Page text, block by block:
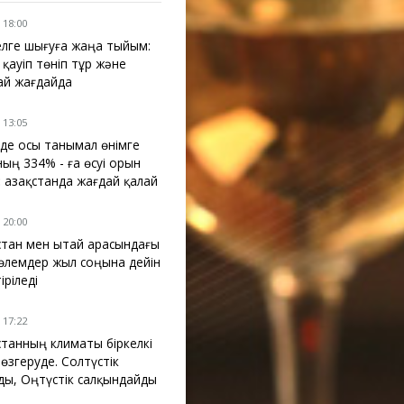
шығуға жаңа тыйым:
қауіп төніп тұр және
жағдайда
осы танымал өнімге
334% - ға өсуі орын
жағдай қалай
мен Қытай арасындағы
жыл соңына дейін
климаты біркелкі
Солтүстік
Оңтүстік салқындайды